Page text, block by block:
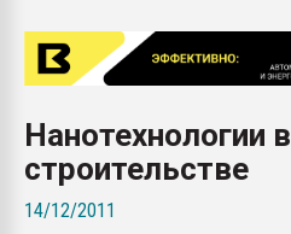
Нанотехнологии в
строительстве
14/12/2011